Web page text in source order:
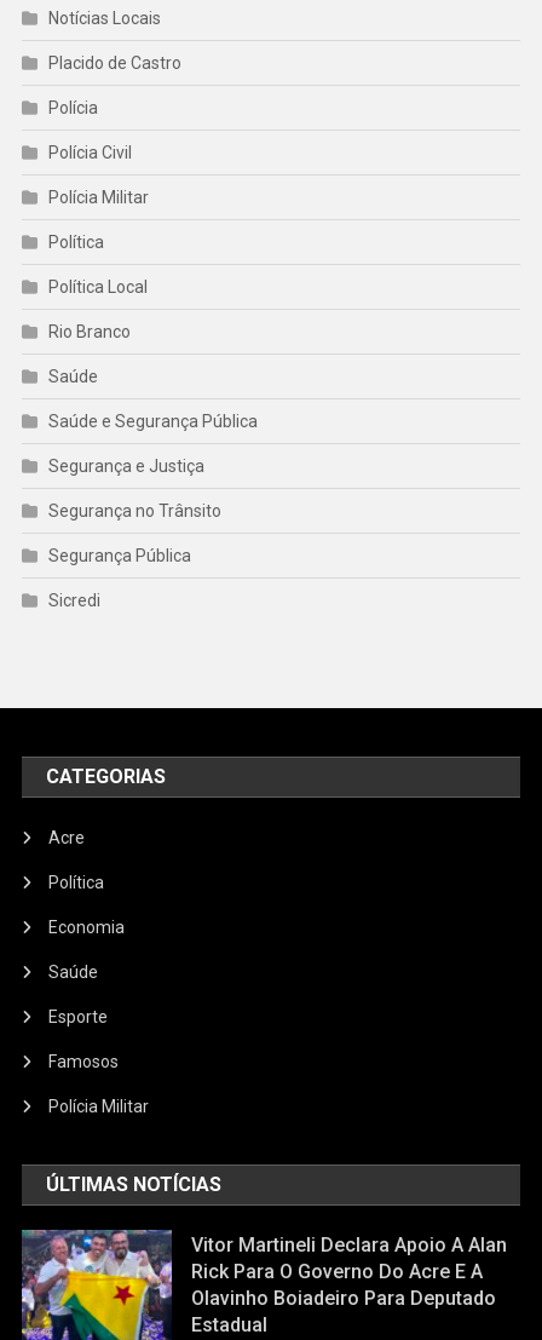
Notícias Locais
Placido de Castro
Polícia
Polícia Civil
Polícia Militar
Política
Política Local
Rio Branco
Saúde
Saúde e Segurança Pública
Segurança e Justiça
Segurança no Trânsito
Segurança Pública
Sicredi
CATEGORIAS
Acre
Política
Economia
Saúde
Esporte
Famosos
Polícia Militar
ÚLTIMAS NOTÍCIAS
Vitor Martineli Declara Apoio A Alan
Rick Para O Governo Do Acre E A
Olavinho Boiadeiro Para Deputado
Estadual